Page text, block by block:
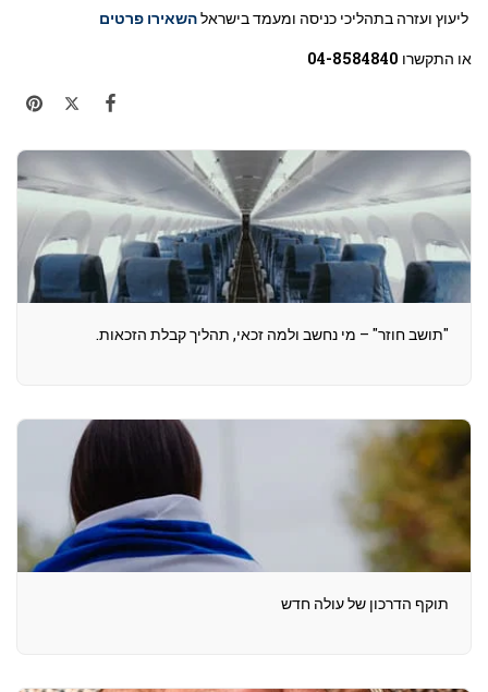
ליעוץ ועזרה בתהליכי כניסה ומעמד בישראלהשאירו פרטים
או התקשרו 04-8584840
"תושב חוזר" – מי נחשב ולמה זכאי, תהליך קבלת הזכאות.
תוקף הדרכון של עולה חדש